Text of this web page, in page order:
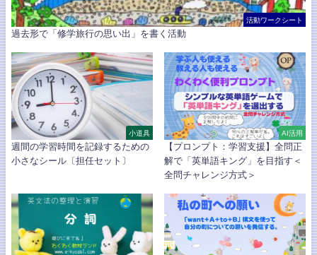
活動ワークシート
過去形で「修学旅行の思い出」を書く活動
小道具
週間の学習時間を記録するための
小さなシール〔担任セット〕
AI活用
【プロンプト：学習支援】全問正
解で「英単語キング」を目指す＜
全問チャレンジ方式＞